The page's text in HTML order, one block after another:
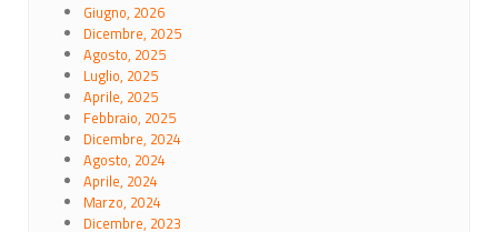
Giugno, 2026
Dicembre, 2025
Agosto, 2025
Luglio, 2025
Aprile, 2025
Febbraio, 2025
Dicembre, 2024
Agosto, 2024
Aprile, 2024
Marzo, 2024
Dicembre, 2023